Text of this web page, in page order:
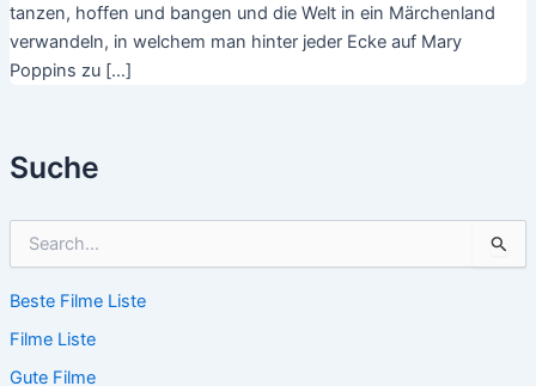
Suche
h
n
n
Beste Filme Liste
Filme Liste
Gute Filme
tanzen, hoffen und bangen und die Welt in ein Märchenland
verwandeln, in welchem man hinter jeder Ecke auf Mary
Poppins zu […]